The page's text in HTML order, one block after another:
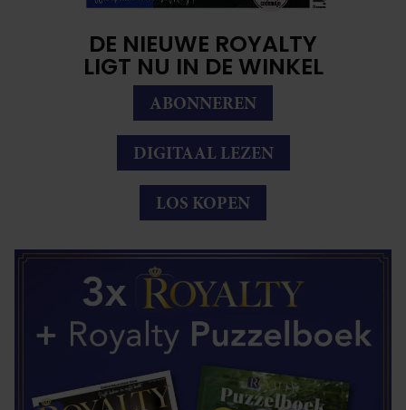
DE NIEUWE ROYALTY
LIGT NU IN DE WINKEL
ABONNEREN
DIGITAAL LEZEN
LOS KOPEN